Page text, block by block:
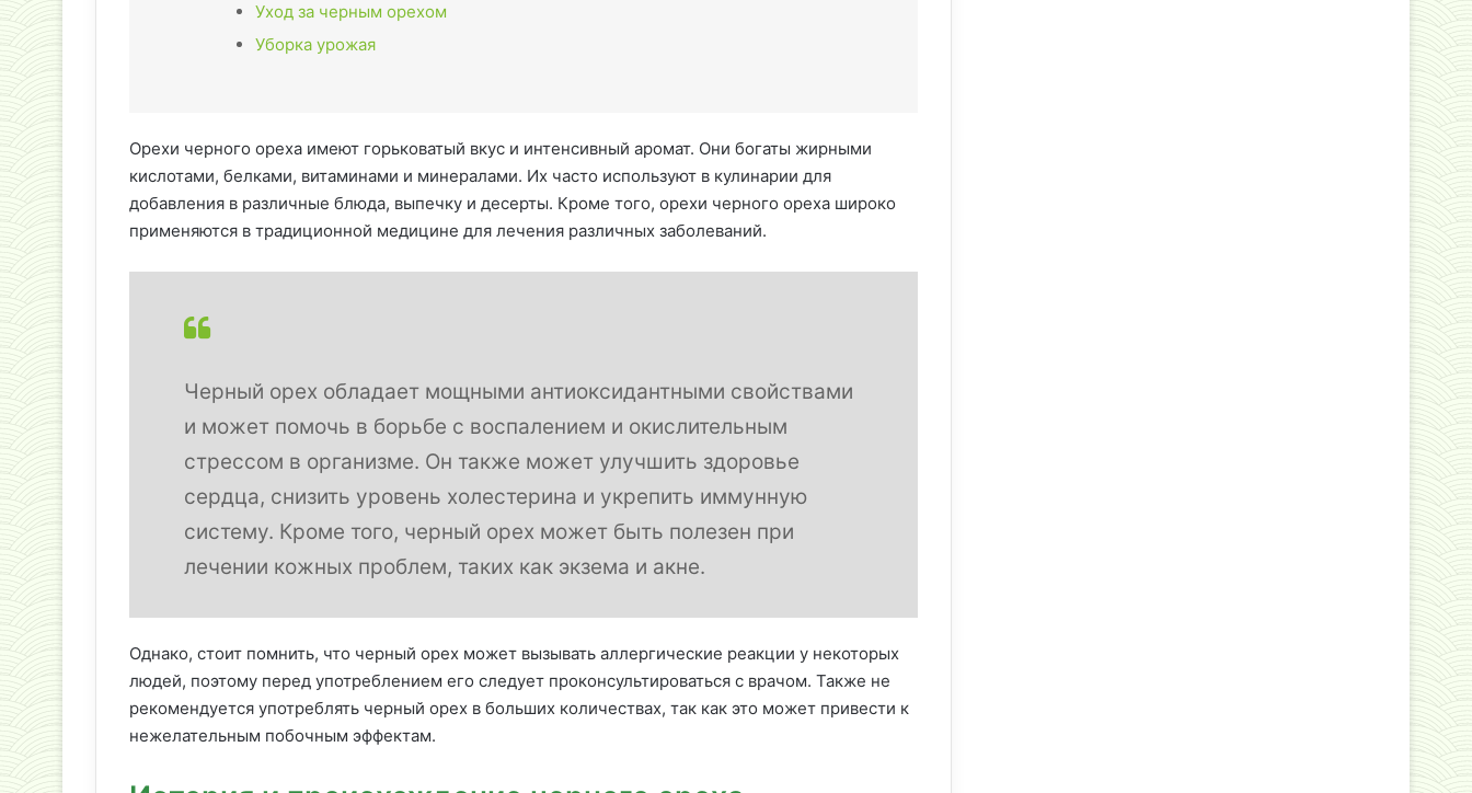
Уход за черным орехом
Уборка урожая
Орехи черного ореха имеют горьковатый вкус и интенсивный аромат. Они богаты жирными
кислотами, белками, витаминами и минералами. Их часто используют в кулинарии для
добавления в различные блюда, выпечку и десерты. Кроме того, орехи черного ореха широко
применяются в традиционной медицине для лечения различных заболеваний.
Черный орех обладает мощными антиоксидантными свойствами
и может помочь в борьбе с воспалением и окислительным
стрессом в организме. Он также может улучшить здоровье
сердца, снизить уровень холестерина и укрепить иммунную
систему. Кроме того, черный орех может быть полезен при
лечении кожных проблем, таких как экзема и акне.
Однако, стоит помнить, что черный орех может вызывать аллергические реакции у некоторых
людей, поэтому перед употреблением его следует проконсультироваться с врачом. Также не
рекомендуется употреблять черный орех в больших количествах, так как это может привести к
нежелательным побочным эффектам.